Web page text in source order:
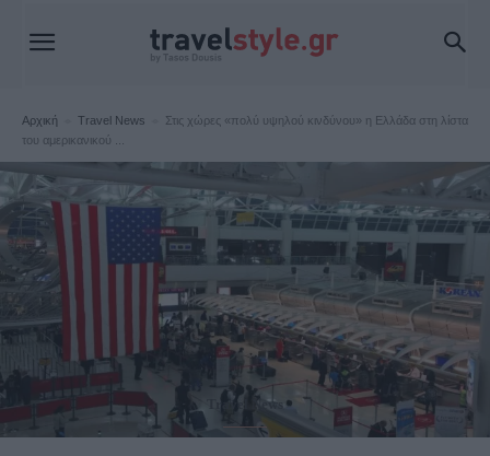
Αρχική Travel News
Στις χώρες «πολύ υψηλού κινδύνου» η Ελλάδα στη λίστα
του αμερικανικού ...
Travel News